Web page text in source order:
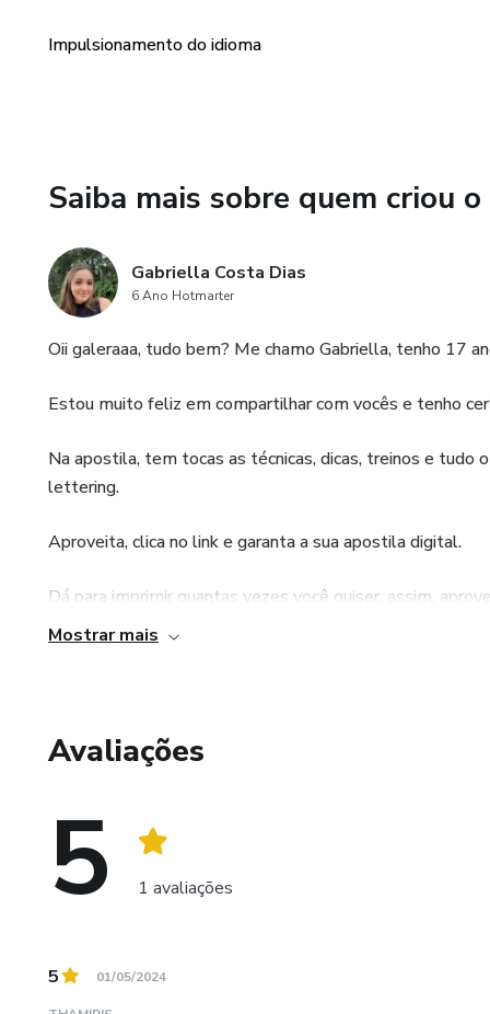
Impulsionamento do idioma
Saiba mais sobre quem criou
Gabriella Costa Dias
6 Ano Hotmarter
Oii galeraaa, tudo bem? Me chamo Gabriella, tenho 17
Estou muito feliz em compartilhar com vocês e tenho
Na apostila, tem tocas as técnicas, dicas, treinos e tudo
lettering.
Aproveita, clica no link e garanta a sua apostila digital.
Dá para imprimir quantas vezes você quiser, assim,
Na apostila, tem tocas as técnicas, dicas, treinos e tudo
Aproveita, clica no link e garanta a sua apostila digital.
Dá para imprimir quantas vezes você quiser, assim,
Mostrar mais
Avaliações
5 1 avaliações
5 01/05/2024